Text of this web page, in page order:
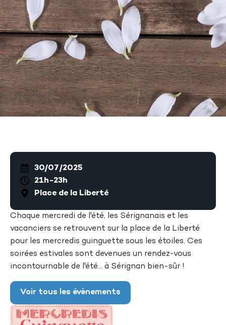
30/07/2025
21h-23h
Place de la Liberté
Chaque mercredi de l'été, les Sérignanais et les
vacanciers se retrouvent sur la place de la Liberté
pour les mercredis guinguette sous les étoiles. Ces
soirées estivales sont devenues un rendez-vous
incontournable de l'été... à Sérignan bien-sûr !
Voir tous les évènements